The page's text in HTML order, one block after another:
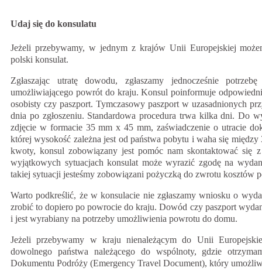
Udaj się do konsulatu
Jeżeli przebywamy, w jednym z krajów Unii Europejskiej
polski konsulat.
Zgłaszając utratę dowodu, zgłaszamy jednocześnie
umożliwiającego powrót do kraju. Konsul poinformuje
osobisty czy paszport. Tymczasowy paszport w uzasadnionych
dnia po zgłoszeniu. Standardowa procedura trwa kilka dni. Do
zdjęcie w formacie 35 mm x 45 mm, zaświadczenie o utracie
której wysokość zależna jest od państwa pobytu i waha się
kwoty, konsul zobowiązany jest pomóc nam skontaktować się
wyjątkowych sytuacjach konsulat może wyrazić zgodę na
takiej sytuacji jesteśmy zobowiązani pożyczką do zwrotu kosztów
Warto podkreślić, że w konsulacie nie zgłaszamy wniosku o
zrobić to dopiero po powrocie do kraju. Dowód czy paszport
i jest wyrabiany na potrzeby umożliwienia powrotu do domu.
Jeżeli przebywamy w kraju nienależącym do Unii
dowolnego państwa należącego do wspólnoty, gdzie
Dokumentu Podróży (Emergency Travel Document), który